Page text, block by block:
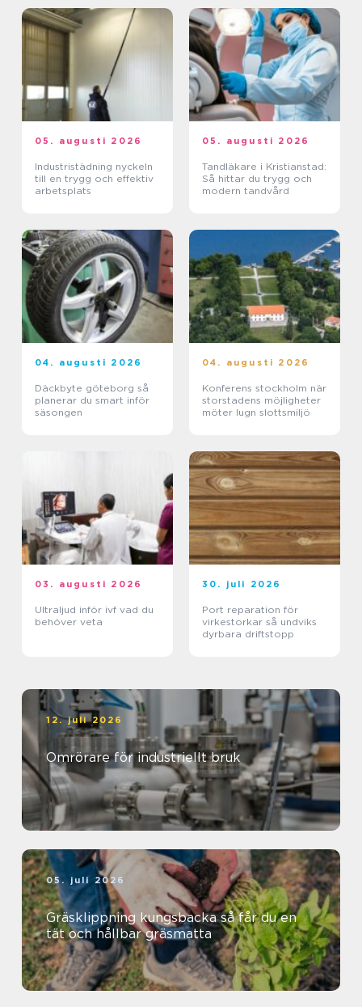
05. augusti 2026
Industristädning nyckeln
till en trygg och effektiv
arbetsplats
05. augusti 2026
Tandläkare i Kristianstad:
Så hittar du trygg och
modern tandvård
04. augusti 2026
Däckbyte göteborg så
planerar du smart inför
säsongen
04. augusti 2026
Konferens stockholm när
storstadens möjligheter
möter lugn slottsmiljö
03. augusti 2026
Ultraljud inför ivf vad du
behöver veta
30. juli 2026
Port reparation för
virkestorkar så undviks
dyrbara driftstopp
12. juli 2026
Omrörare för industriellt bruk
05. juli 2026
Gräsklippning kungsbacka så får du en
tät och hållbar gräsmatta